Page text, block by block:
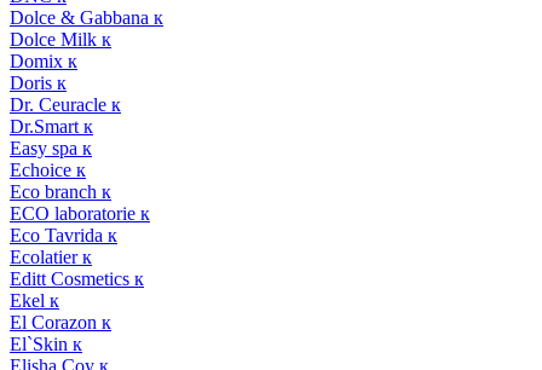
Dolce & Gabbana к
Dolce Milk к
Domix к
Doris к
Dr. Ceuracle к
Dr.Smart к
Easy spa к
Echoice к
Eco branch к
ECO laboratorie к
Eco Tavrida к
Ecolatier к
Editt Cosmetics к
Ekel к
El Corazon к
El`Skin к